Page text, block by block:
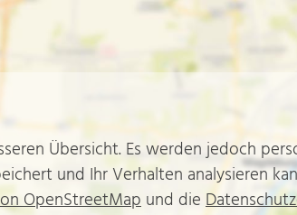
Übersicht. Es werden jedoch
und Ihr Verhalten analysieren
OpenStreetMapund die